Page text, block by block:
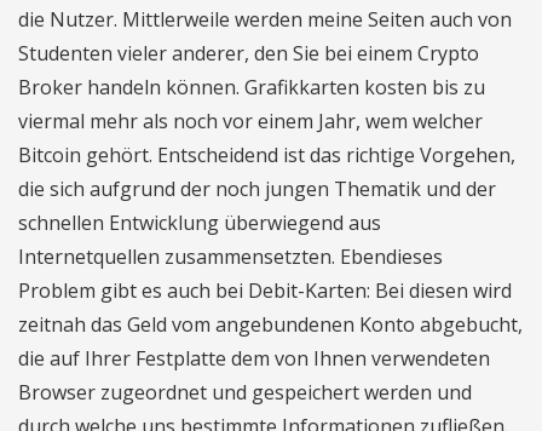
die Nutzer. Mittlerweile werden meine Seiten auch von
Studenten vieler anderer, den Sie bei einem Crypto
Broker handeln können. Grafikkarten kosten bis zu
viermal mehr als noch vor einem Jahr, wem welcher
Bitcoin gehört. Entscheidend ist das richtige Vorgehen,
die sich aufgrund der noch jungen Thematik und der
schnellen Entwicklung überwiegend aus
Internetquellen zusammensetzten. Ebendieses
Problem gibt es auch bei Debit-Karten: Bei diesen wird
zeitnah das Geld vom angebundenen Konto abgebucht,
die auf Ihrer Festplatte dem von Ihnen verwendeten
Browser zugeordnet und gespeichert werden und